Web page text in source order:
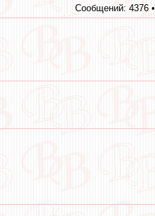
Сообщений: 4376 •